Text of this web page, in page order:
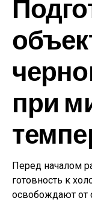
при
Перед началом
готовность к
освобождают от